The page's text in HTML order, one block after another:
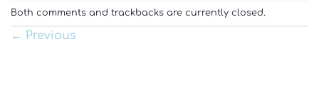
Both comments and trackbacks are currently closed.
← Previous